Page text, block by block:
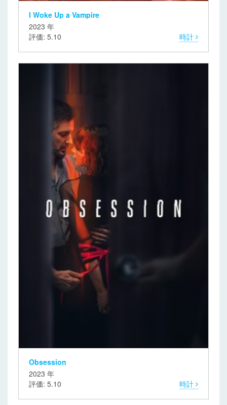
I Woke Up a Vampire
2023 年
評価: 5.10
時計
Obsession
2023 年
評価: 5.10
時計